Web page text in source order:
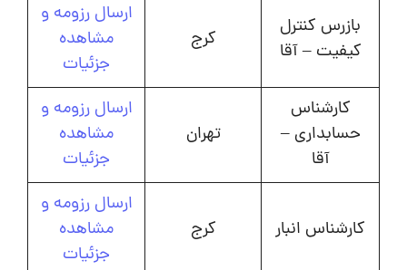
بازرس کنترل
کیفیت – آقا
کرج
ارسال رزومه و
مشاهده
جزئیات
کارشناس
حسابداری –
آقا
تهران
ارسال رزومه و
مشاهده
جزئیات
کارشناس انبار کرج
ارسال رزومه و
مشاهده
جزئیات